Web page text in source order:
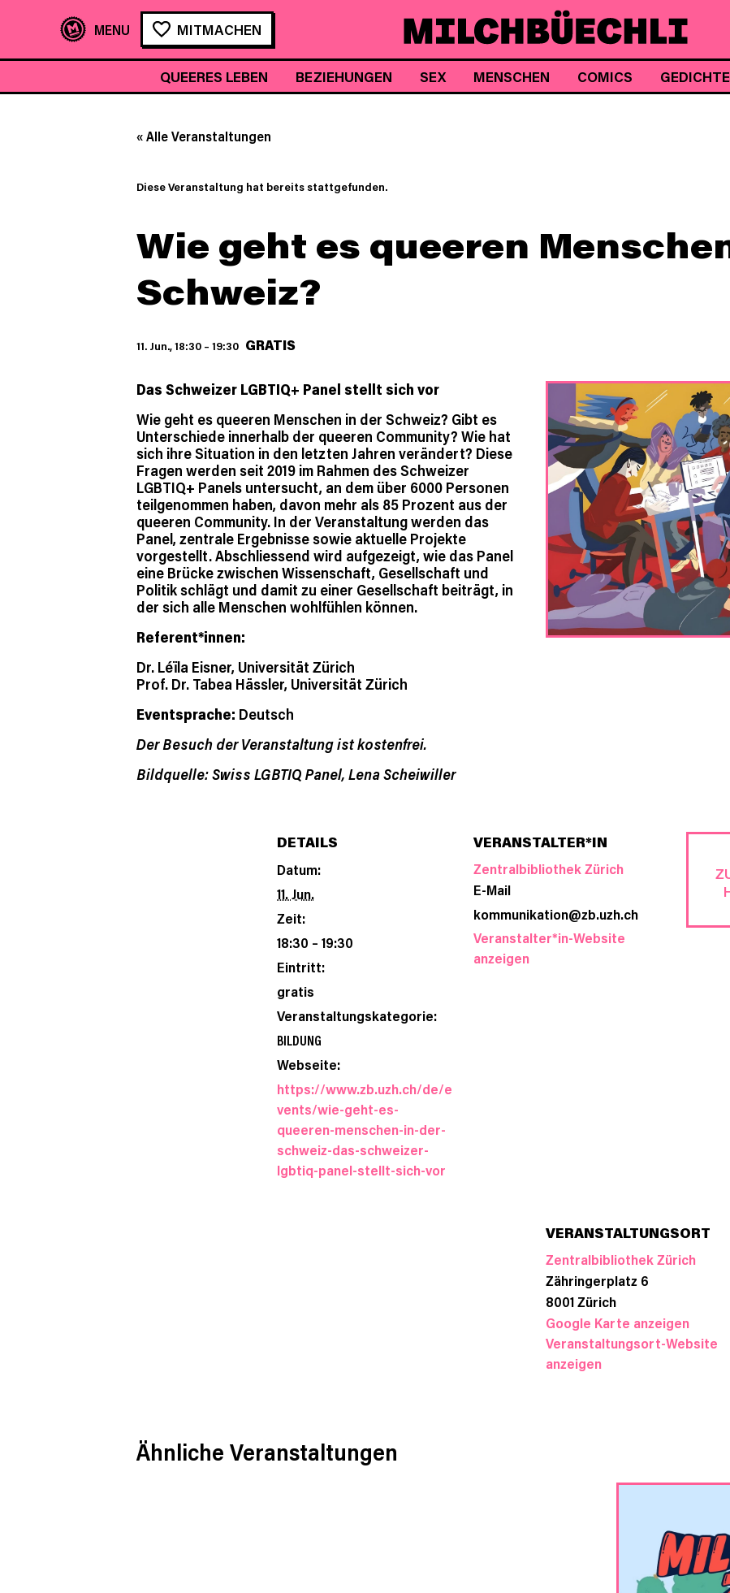
MITMACHEN
QUEERES LEBEN BEZIEHUNGEN SEX MENSCHEN COMICS GEDICHTE
« Alle Veranstaltungen
Diese Veranstaltung hat bereits stattgefunden.
Wie geht es queeren
Schweiz?
11. Jun., 18:30 – 19:30 GRATIS
Das Schweizer LGBTIQ+ Panel stellt sich vor
Wie geht es queeren Menschen in der Schweiz? Gibt es
Unterschiede innerhalb der queeren Community? Wie hat
sich ihre Situation in den letzten Jahren verändert? Diese
Fragen werden seit 2019 im Rahmen des Schweizer
LGBTIQ+ Panels untersucht, an dem über 6000 Personen
teilgenommen haben, davon mehr als 85 Prozent aus der
queeren Community. In der Veranstaltung werden das
Panel, zentrale Ergebnisse sowie aktuelle Projekte
vorgestellt. Abschliessend wird aufgezeigt, wie das Panel
eine Brücke zwischen Wissenschaft, Gesellschaft und
Politik schlägt und damit zu einer Gesellschaft beiträgt, in
der sich alle Menschen wohlfühlen können.
Referent*innen:
Dr. Léïla Eisner, Universität Zürich
Prof. Dr. Tabea Hässler, Universität Zürich
Eventsprache: Deutsch
Der Besuch der Veranstaltung ist kostenfrei.
Bildquelle:Swiss LGBTIQ Panel, Lena Scheiwiller
DETAILS
Datum:
11. Jun.
Zeit:
18:30 – 19:30
Eintritt:
gratis
Veranstaltungskategorie:
BILDUNG
Webseite:
https://www.zb.uzh.ch/de/e
vents/wie-geht-es-
queeren-menschen-in-der-
schweiz-das-schweizer-
lgbtiq-panel-stellt-sich-vor
VERANSTALTER*IN
Zentralbibliothek Zürich
E-Mail
kommunikation@zb.uzh.ch
Veranstalter*in-Website
anzeigen
VERANSTALTUNGSORT
Zentralbibliothek Zürich
Zähringerplatz 6
8001Zürich
Google Karte anzeigen
Veranstaltungsort-Website
anzeigen
Ähnliche Veranstaltungen